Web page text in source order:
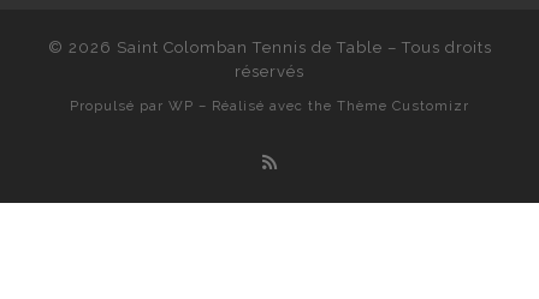
© 2026 Saint Colomban Tennis de Table – Tous droits
réservés
Propulsé par WP – Réalisé avec the Thème Customizr